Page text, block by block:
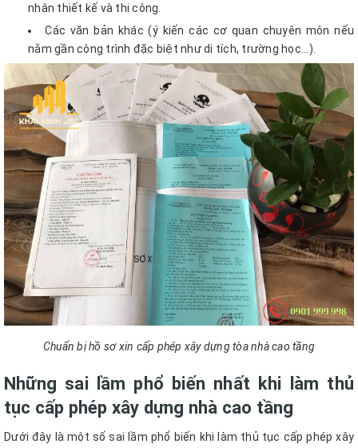
nhân thiết kế và thi công.
Các văn bản khác (ý kiến các cơ quan chuyên môn nếu
nằm gần công trình đặc biệt như di tích, trường học...).
Chuẩn bị hồ sơ xin cấp phép xây dựng tòa nhà cao tầng
Những sai lầm phổ biến nhất khi làm thủ
tục cấp phép xây dựng nhà cao tầng
Dưới đây là một số sai lầm phổ biến khi làm thủ tục cấp phép xây